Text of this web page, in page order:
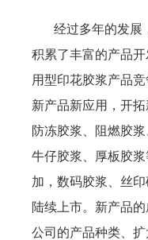
经过多年的发展
积累了丰富的产品
用型印花胶浆产品
新产品新应用，开
防冻胶浆、阻燃胶
牛仔胶浆、厚板胶
加，数码胶浆、丝
陆续上市。新产品
公司的产品种类、